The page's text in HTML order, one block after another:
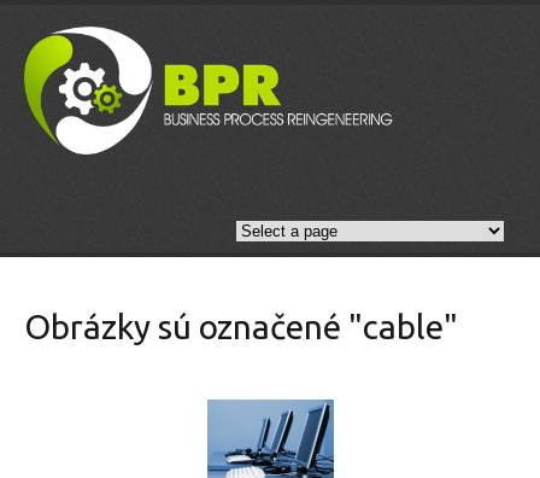
Obrázky sú označené "cable"